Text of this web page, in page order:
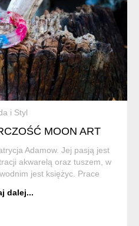
i Styl
MOON ART
Adamow. Jej pasją jest
akwarelą oraz tuszem, w
jest księżyc. Prace
A...
dalej...